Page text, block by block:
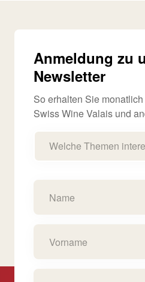
Anmeldung zu
Newsletter
So erhalten Sie
Swiss Wine Valais und
Welche Themen